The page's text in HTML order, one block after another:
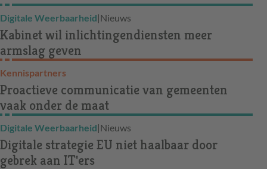
Digitale Weerbaarheid|Nieuws
Kabinet wil inlichtingendiensten meer
armslag geven
Kennispartners
Proactieve communicatie van gemeenten
vaak onder de maat
Digitale Weerbaarheid|Nieuws
Digitale strategie EU niet haalbaar door
gebrek aan IT'ers